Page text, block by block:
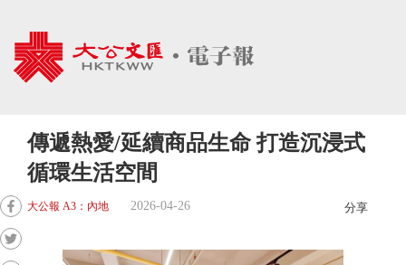
傳遞熱愛/延續商品生命 打造沉浸式
循環生活空間
大公報 A3：內地 2026-04-26 分享